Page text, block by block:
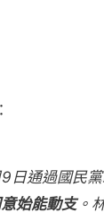
：
日通過國民
始能動支。